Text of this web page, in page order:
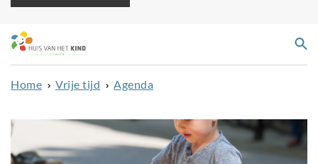
Overslaan
en
naar
de
gaan
Home Vrije tijd Agenda